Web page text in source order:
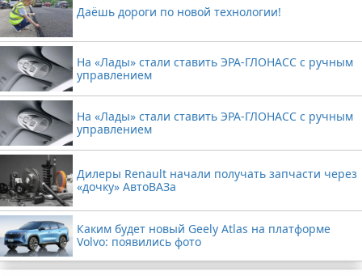
Даёшь дороги по новой технологии!
На «Лады» стали ставить ЭРА-ГЛОНАСС с ручным
управлением
На «Лады» стали ставить ЭРА-ГЛОНАСС с ручным
управлением
Дилеры Renault начали получать запчасти через
«дочку» АвтоВАЗа
Каким будет новый Geely Atlas на платформе
Volvo: появились фото